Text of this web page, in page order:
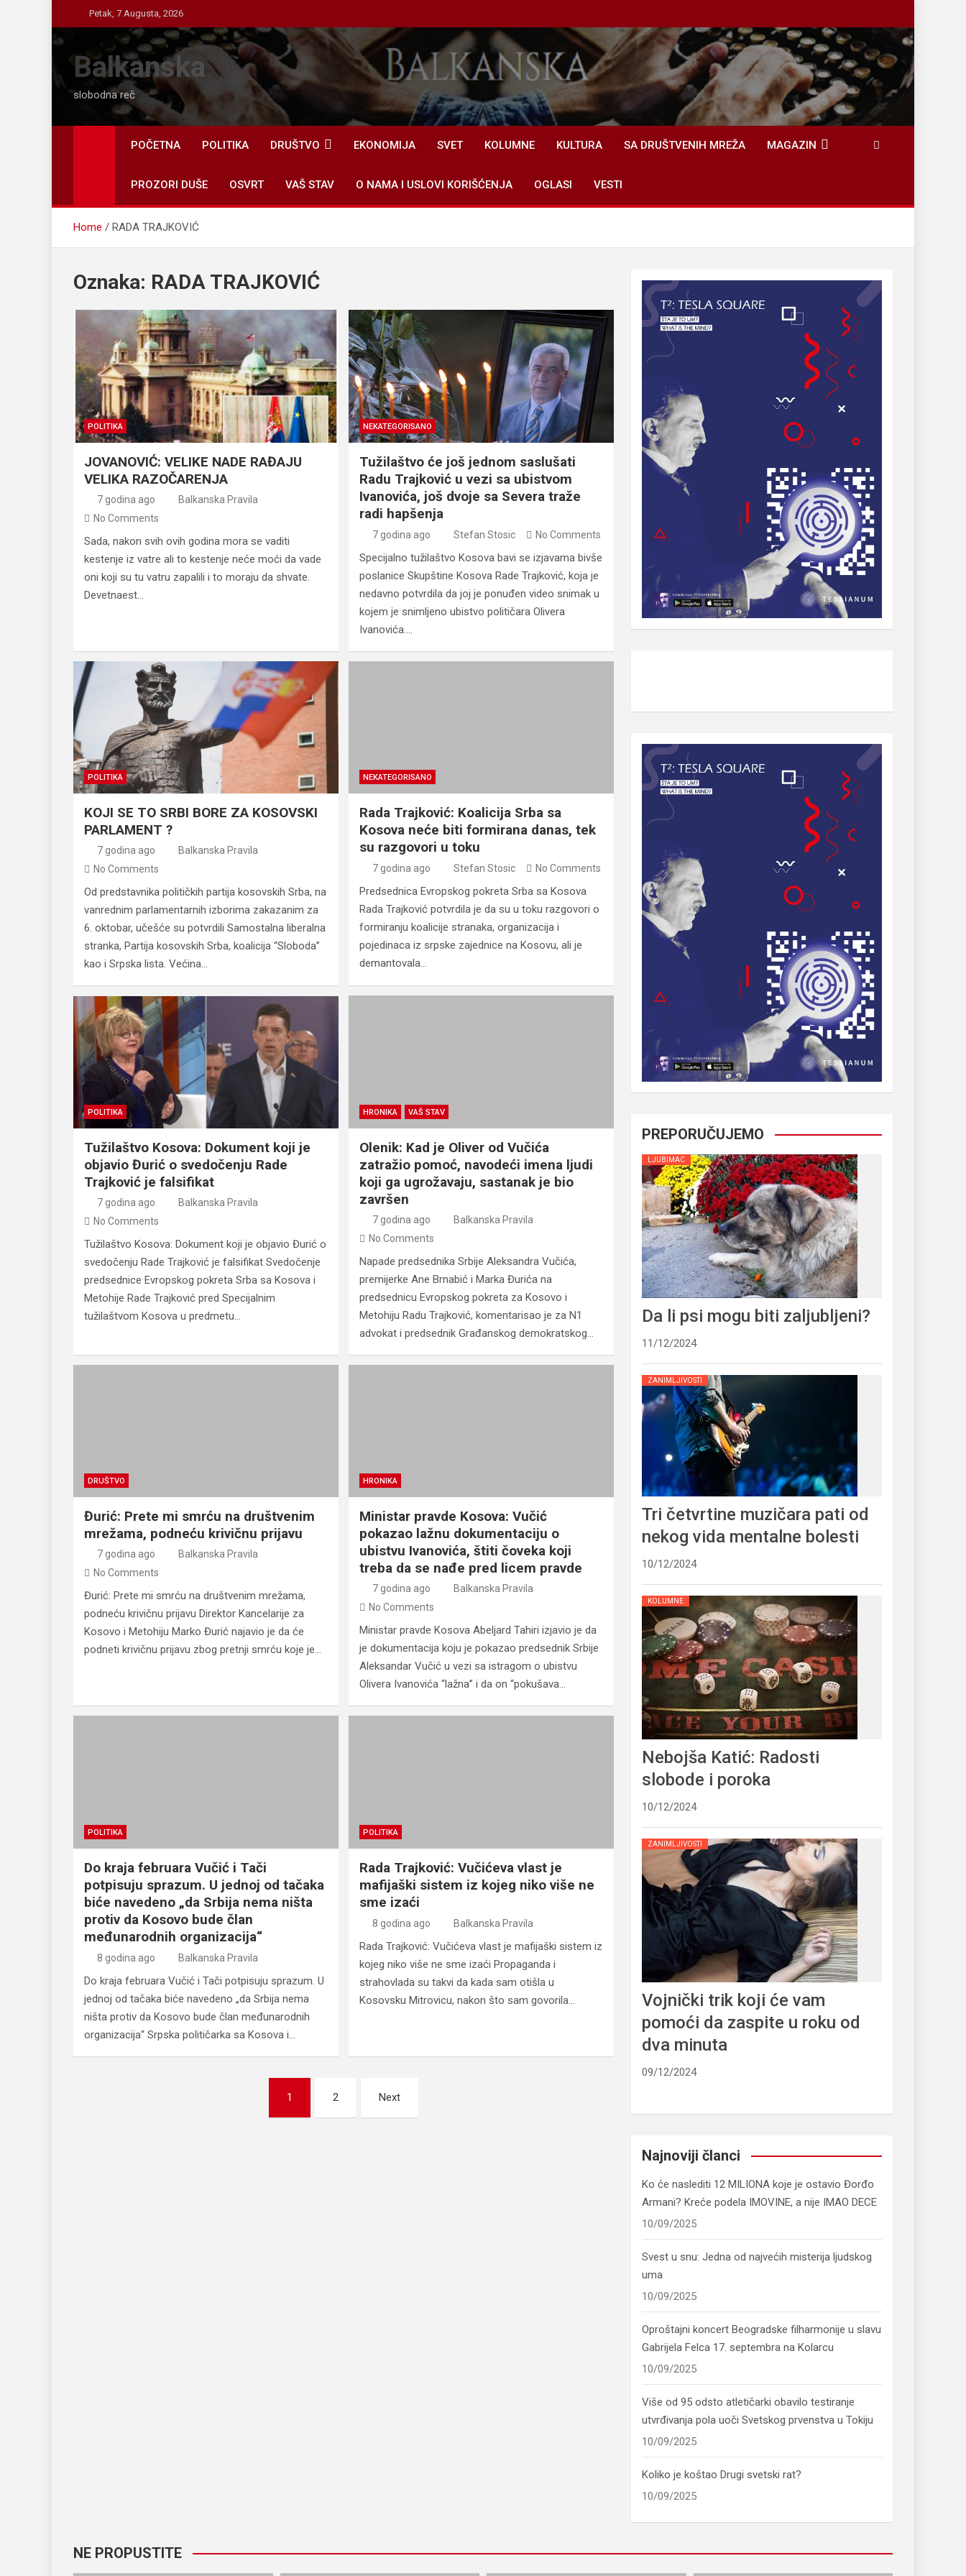
to
content
Petak, 7 Augusta, 2026
Balkanska
slobodna reč
POČETNA POLITIKA DRUŠTVO EKONOMIJA SVET KOLUMNE KULTURA SA DRUŠTVENIH MREŽA MAGAZIN
PROZORI DUŠE OSVRT VAŠ STAV O NAMA I USLOVI KORIŠĆENJA OGLASI VESTI
Home RADA TRAJKOVIĆ
Oznaka: RADA TRAJKOVIĆ
POLITIKA
JOVANOVIĆ: VELIKE NADE RAĐAJU
VELIKA RAZOČARENJA
7 godina ago
Balkanska Pravila
No Comments
Sada, nakon svih ovih godina mora se vaditi
kestenje iz vatre ali to kestenje neće moći da vade
oni koji su tu vatru zapalili i to moraju da shvate.
Devetnaest…
NEKATEGORISANO
Tužilaštvo će još jednom saslušati
Radu Trajković u vezi sa ubistvom
Ivanovića, još dvoje sa Severa traže
radi hapšenja
7 godina ago Stefan Stosic No Comments
Specijalno tužilaštvo Kosova bavi se izjavama bivše
poslanice Skupštine Kosova Rade Trajković, koja je
nedavno potvrdila da joj je ponuđen video snimak u
kojem je snimljeno ubistvo političara Olivera
Ivanovića.…
POLITIKA
KOJI SE TO SRBI BORE ZA KOSOVSKI
PARLAMENT ?
7 godina ago
Balkanska Pravila
No Comments
Od predstavnika političkih partija kosovskih Srba, na
vanrednim parlamentarnih izborima zakazanim za
6. oktobar, učešće su potvrdili Samostalna liberalna
stranka, Partija kosovskih Srba, koalicija “Sloboda”
kao i Srpska lista. Većina…
NEKATEGORISANO
Rada Trajković: Koalicija Srba sa
Kosova neće biti formirana danas, tek
su razgovori u toku
7 godina ago Stefan Stosic No Comments
Predsednica Evropskog pokreta Srba sa Kosova
Rada Trajković potvrdila je da su u toku razgovori o
formiranju koalicije stranaka, organizacija i
pojedinaca iz srpske zajednice na Kosovu, ali je
demantovala…
POLITIKA
Tužilaštvo Kosova: Dokument koji je
objavio Đurić o svedočenju Rade
Trajković je falsifikat
7 godina ago
Balkanska Pravila
No Comments
Tužilaštvo Kosova: Dokument koji je objavio Đurić o
svedočenju Rade Trajković je falsifikat Svedočenje
predsednice Evropskog pokreta Srba sa Kosova i
Metohije Rade Trajković pred Specijalnim
tužilaštvom Kosova u predmetu…
HRONIKA VAŠ STAV
Olenik: Kad je Oliver od Vučića
zatražio pomoć, navodeći imena ljudi
koji ga ugrožavaju, sastanak je bio
završen
7 godina ago
Balkanska Pravila
No Comments
Napade predsednika Srbije Aleksandra Vučića,
premijerke Ane Brnabić i Marka Đurića na
predsednicu Evropskog pokreta za Kosovo i
Metohiju Radu Trajković, komentarisao je za N1
advokat i predsednik Građanskog demokratskog…
DRUŠTVO
Đurić: Prete mi smrću na društvenim
mrežama, podneću krivičnu prijavu
7 godina ago
Balkanska Pravila
No Comments
Đurić: Prete mi smrću na društvenim mrežama,
podneću krivičnu prijavu Direktor Kancelarije za
Kosovo i Metohiju Marko Đurić najavio je da će
podneti krivičnu prijavu zbog pretnji smrću koje je…
HRONIKA
Ministar pravde Kosova: Vučić
pokazao lažnu dokumentaciju o
ubistvu Ivanovića, štiti čoveka koji
treba da se nađe pred licem pravde
7 godina ago
Balkanska Pravila
No Comments
Ministar pravde Kosova Abeljard Tahiri izjavio je da
je dokumentacija koju je pokazao predsednik Srbije
Aleksandar Vučić u vezi sa istragom o ubistvu
Olivera Ivanovića “lažna” i da on “pokušava…
POLITIKA
Do kraja februara Vučić i Tači
potpisuju sprazum. U jednoj od tačaka
biće navedeno „da Srbija nema ništa
protiv da Kosovo bude član
međunarodnih organizacija“
8 godina ago Balkanska Pravila
Do kraja februara Vučić i Tači potpisuju sprazum. U
jednoj od tačaka biće navedeno „da Srbija nema
ništa protiv da Kosovo bude član međunarodnih
organizacija“ Srpska političarka sa Kosova i…
POLITIKA
Rada Trajković: Vučićeva vlast je
mafijaški sistem iz kojeg niko više ne
sme izaći
8 godina ago Balkanska Pravila
Rada Trajković: Vučićeva vlast je mafijaški sistem iz
kojeg niko više ne sme izaći Propaganda i
strahovlada su takvi da kada sam otišla u
Kosovsku Mitrovicu, nakon što sam govorila…
1 2 Next
PREPORUČUJEMO
LJUBIMAC
Da li psi mogu biti zaljubljeni?
11/12/2024
ZANIMLJIVOSTI
Tri četvrtine muzičara pati od
nekog vida mentalne bolesti
10/12/2024
KOLUMNE
Nebojša Katić: Radosti
slobode i poroka
10/12/2024
ZANIMLJIVOSTI
Vojnički trik koji će vam
pomoći da zaspite u roku od
dva minuta
09/12/2024
Najnoviji članci
Ko će naslediti 12 MILIONA koje je ostavio Đorđo
Armani? Kreće podela IMOVINE, a nije IMAO DECE
10/09/2025
Svest u snu: Jedna od najvećih misterija ljudskog
uma
10/09/2025
Oproštajni koncert Beogradske filharmonije u slavu
Gabrijela Felca 17. septembra na Kolarcu
10/09/2025
Više od 95 odsto atletičarki obavilo testiranje
utvrđivanja pola uoči Svetskog prvenstva u Tokiju
10/09/2025
Koliko je koštao Drugi svetski rat?
10/09/2025
NE PROPUSTITE